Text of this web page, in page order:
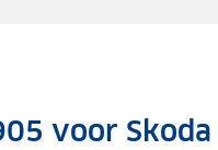
voor Skoda